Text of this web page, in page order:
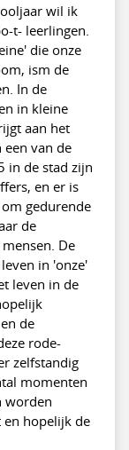
wil ik
t- leerlingen.
die onze
ism de
In de
in kleine
aan het
een van de
in de stad zijn
en er is
gedurende
de
De
in 'onze'
leven in de
de
rode-
zelfstandig
momenten
worden
en hopelijk de